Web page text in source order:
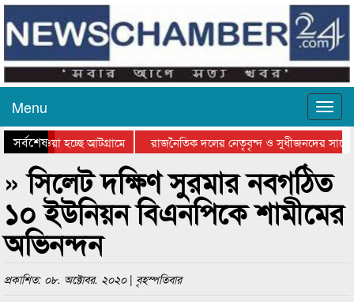
Menu
সর্বশেষ
যাওয়া হচ্ছে আটগ্রামে
রাজনৈতিক দলের নেতৃবৃন্দ ও সুধীজনদের সাথে
পুরস্কার বিতরণ সম্পন্ন
সিলেটে বাংলাদেশ গ্রুপ থিয়েটার
» সিলেট দক্ষিণ সুরমার নবগঠিত
১০ ইউনিয়ন বিএনপিকে শামীমের
অভিনন্দন
প্রকাশিত: ০৮. অক্টোবর. ২০২০ | বৃহস্পতিবার